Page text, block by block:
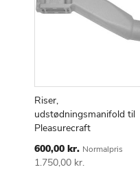
TILFØJ
TIL
ØNSKE
LISTE
SAMMENLIGN
Riser,
udstødningsmanifold til
Pleasurecraft
Special
Price
600,00 kr. Normalpris
1.750,00 kr.